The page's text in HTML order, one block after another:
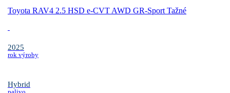
Toyota RAV4 2.5 HSD e-CVT AWD GR-Sport Tažné
2025
rok výroby
Hybrid